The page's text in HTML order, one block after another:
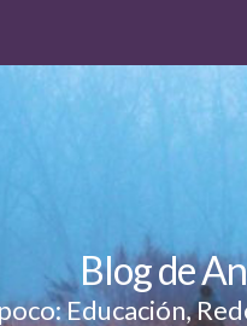
Blog de
Educación,